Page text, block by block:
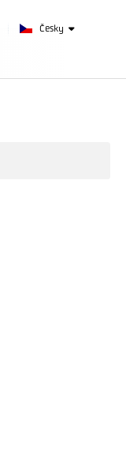
Česky